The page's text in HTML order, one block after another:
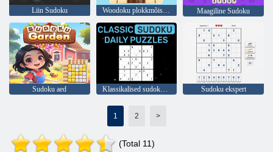
Liin Sudoku Woodoku plokkmõistatus Maagiline Sudoku
Sudoku aed Klassikalised sudoku igapäevased mõistatused Sudoku ekspert
1 2 >
(Total 11)